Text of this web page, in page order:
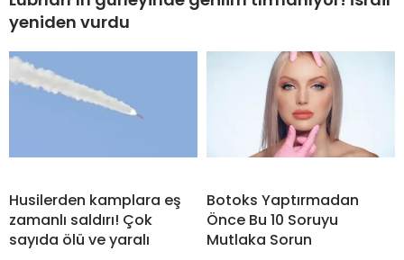
yeniden vurdu
Husilerden kamplara eş
zamanlı saldırı! Çok
sayıda ölü ve yaralı
Botoks Yaptırmadan
Önce Bu 10 Soruyu
Mutlaka Sorun